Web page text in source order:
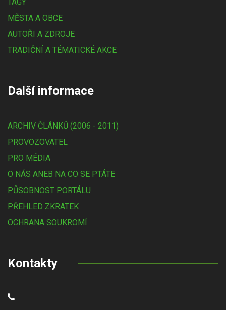
MĚSTA A OBCE
AUTOŘI A ZDROJE
TRADIČNÍ A TÉMATICKÉ AKCE
Další informace
ARCHIV ČLÁNKŮ (2006 - 2011)
PROVOZOVATEL
PRO MÉDIA
O NÁS ANEB NA CO SE PTÁTE
PŮSOBNOST PORTÁLU
PŘEHLED ZKRATEK
OCHRANA SOUKROMÍ
Kontakty